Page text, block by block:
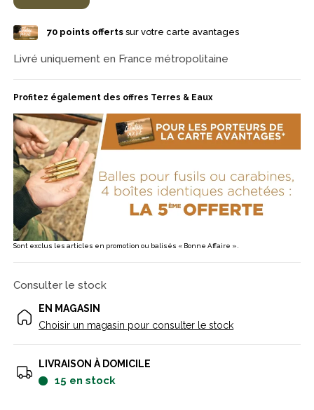
70points offertssur votre carte avantages
Livré uniquement en France métropolitaine
Profitez également des offres Terres & Eaux
Sont exclus les articles en promotion ou balisés « Bonne Affaire ».
Consulter le stock
EN MAGASIN
Choisir un magasin pour consulter le stock
LIVRAISON À DOMICILE
15 en stock